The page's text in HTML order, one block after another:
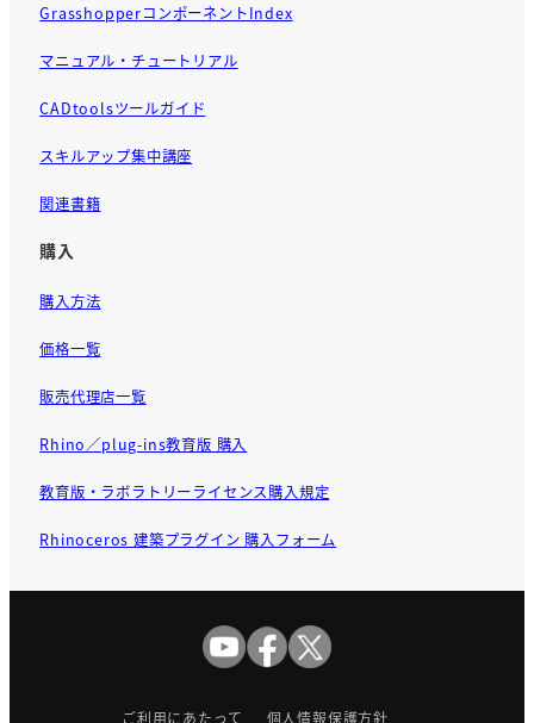
GrasshopperコンポーネントIndex
マニュアル・チュートリアル
CADtoolsツールガイド
スキルアップ集中講座
関連書籍
購入
購入方法
価格一覧
販売代理店一覧
Rhino／plug-ins教育版 購入
教育版・ラボラトリーライセンス購入規定
Rhinoceros 建築プラグイン 購入フォーム
ご利用にあたって 個人情報保護方針